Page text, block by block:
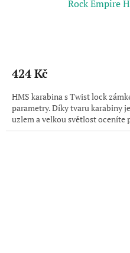
Rock Empire
je
z
5
hvězdiček.
424 Kč
HMS karabina s Twist lock
parametry. Díky tvaru karabiny
uzlem a velkou světlost oceníte